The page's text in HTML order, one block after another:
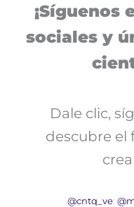
¡Síguenos
sociales y
Dale clic,
descubre el
@cntq_ve